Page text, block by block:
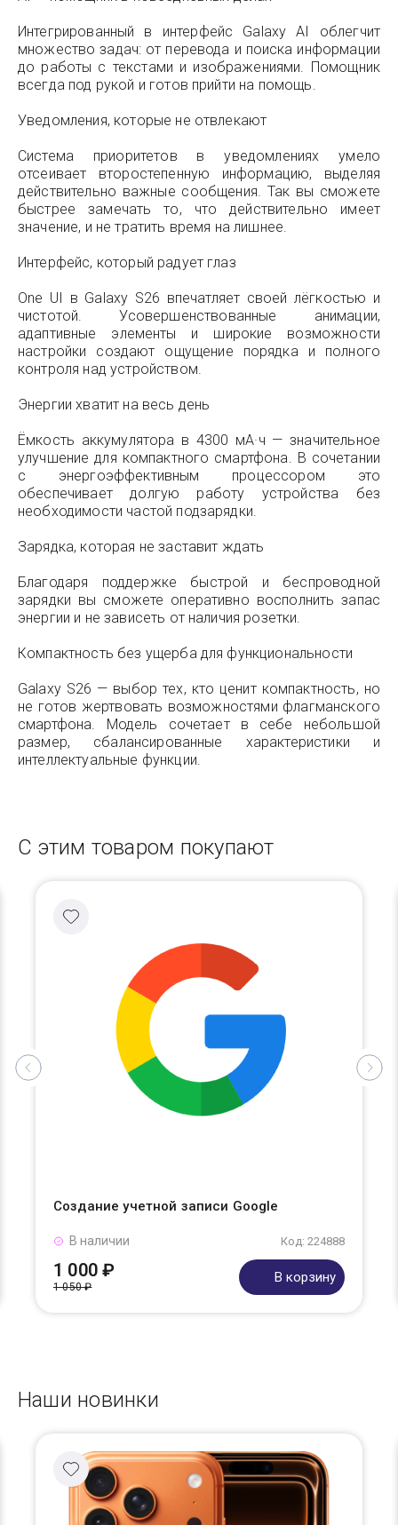
Интегрированный в интерфейс Galaxy AI облегчит
множество задач: от перевода и поиска информации
до работы с текстами и изображениями. Помощник
всегда под рукой и готов прийти на помощь.
Уведомления, которые не отвлекают
Система приоритетов в уведомлениях умело
отсеивает второстепенную информацию, выделяя
действительно важные сообщения. Так вы сможете
быстрее замечать то, что действительно имеет
значение, и не тратить время на лишнее.
Интерфейс, который радует глаз
One UI в Galaxy S26 впечатляет своей лёгкостью и
чистотой. Усовершенствованные анимации,
адаптивные элементы и широкие возможности
настройки создают ощущение порядка и полного
контроля над устройством.
Энергии хватит на весь день
Ёмкость аккумулятора в 4300 мА·ч — значительное
улучшение для компактного смартфона. В сочетании
с энергоэффективным процессором это
обеспечивает долгую работу устройства без
необходимости частой подзарядки.
Зарядка, которая не заставит ждать
Благодаря поддержке быстрой и беспроводной
зарядки вы сможете оперативно восполнить запас
энергии и не зависеть от наличия розетки.
Компактность без ущерба для функциональности
Galaxy S26 — выбор тех, кто ценит компактность, но
не готов жертвовать возможностями флагманского
смартфона. Модель сочетает в себе небольшой
размер, сбалансированные характеристики и
интеллектуальные функции.
С этим товаром покупают
Создание учетной записи Google
Код: 224888
В наличии
1 000 ₽
1 050 ₽
В корзину
Наши новинки